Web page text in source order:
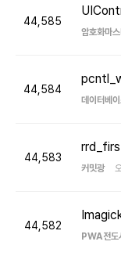
44,585
암호화마스
44,584
데이터베
44,583
커밋광
44,582
PWA전도